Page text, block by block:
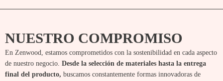
NUESTRO COMPROMISO
En Zenwood, estamos comprometidos con la sostenibilidad en cada aspecto
de nuestro negocio. Desde la selección de materiales hasta la entrega
final del producto, buscamos constantemente formas innovadoras de